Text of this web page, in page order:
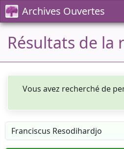
Archives Ouvertes
Résultats de la
Vous avez recherché de